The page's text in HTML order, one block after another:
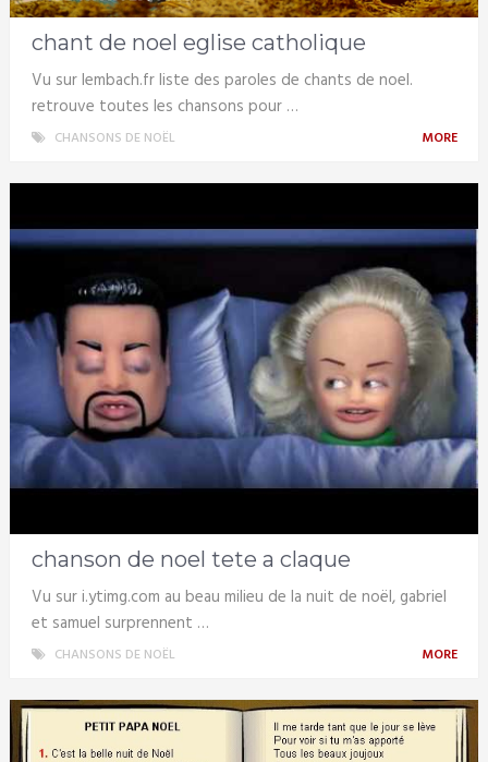
chant de noel eglise catholique
Vu sur lembach.fr liste des paroles de chants de noel.
retrouve toutes les chansons pour …
CHANSONS DE NOËL MORE
chanson de noel tete a claque
Vu sur i.ytimg.com au beau milieu de la nuit de noël, gabriel
et samuel surprennent …
CHANSONS DE NOËL MORE